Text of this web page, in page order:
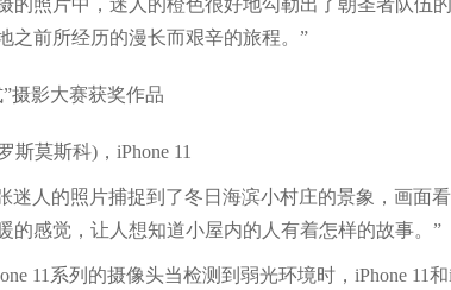
的照片中，迷人的橙色很好地勾勒出了朝圣者队伍
之前所经历的漫长而艰辛的旅程。”
斯莫斯科)，iPhone 11
迷人的照片捕捉到了冬日海滨小村庄的景象，画面
的感觉，让人想知道小屋内的人有着怎样的故事。”
11系列的摄像头当检测到弱光环境时，iPhone 11